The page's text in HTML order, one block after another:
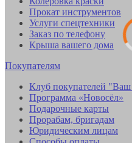
Прокат инструментов
Услуги спецтехники
Заказ по телефону
Крыша вашего дома
Покупателям
Клуб покупателей
Программа «Новосёл»
Подарочные карты
Прорабам, бригадам
Юридическим лицам